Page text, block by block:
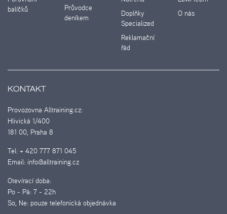
balíčků
Průvodce
deníkem
Doplňky
Specialized
Reklamační
řád
O nás
KONTAKT
Provozovna Alltraining.cz:
Hlivická 1/400
181 00, Praha 8
Tel: + 420 777 871 045
Email: info@alltraining.cz
Otevírací doba:
Po - Pá: 7 - 22h
So, Ne: pouze telefonická objednávka